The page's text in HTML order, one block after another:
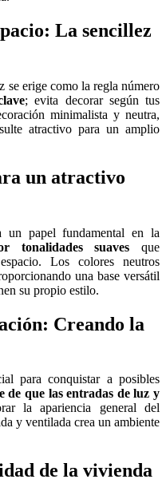
La sencillez
erige como la regla número
; evita decorar según tus
minimalista y neutra,
atractivo para un amplio
un atractivo
un papel fundamental en la
tonalidades suaves que
Los colores neutros
una base versátil
su propio estilo.
Creando la
para conquistar a posibles
de que las entradas de luz y
la apariencia general del
y ventilada crea un ambiente
de la vivienda